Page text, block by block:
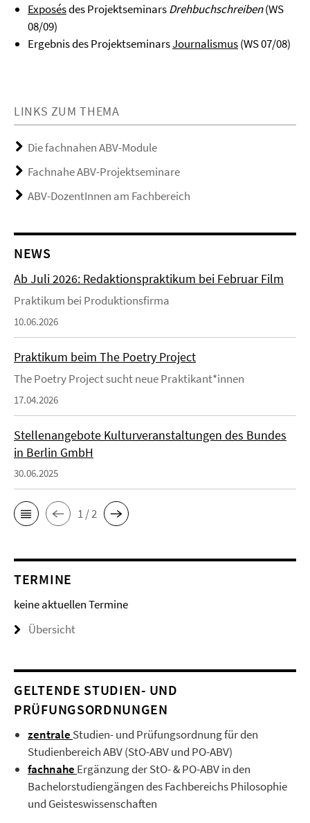
Exposésdes ProjektseminarsDrehbuchschreiben(WS
08/09)
Ergebnis des ProjektseminarsJournalismus(WS 07/08)
LINKS ZUM THEMA
Die fachnahen ABV-Module
Fachnahe ABV-Projektseminare
ABV-DozentInnen am Fachbereich
NEWS
Ab Juli 2026: Redaktionspraktikum bei Februar Film
Praktikum bei Produktionsfirma
10.06.2026
Praktikum beim The Poetry Project
The Poetry Project sucht neue Praktikant*innen
17.04.2026
Stellenangebote Kulturveranstaltungen des Bundes
in Berlin GmbH
30.06.2025
1 / 2
TERMINE
keine aktuellen Termine
Übersicht
GELTENDE STUDIEN- UND
PRÜFUNGSORDNUNGEN
zentrale Studien- und Prüfungsordnung für den
Studienbereich ABV (StO-ABV und PO-ABV)
fachnahe Ergänzung der StO- & PO-ABV in den
Bachelorstudiengängen des Fachbereichs Philosophie
und Geisteswissenschaften